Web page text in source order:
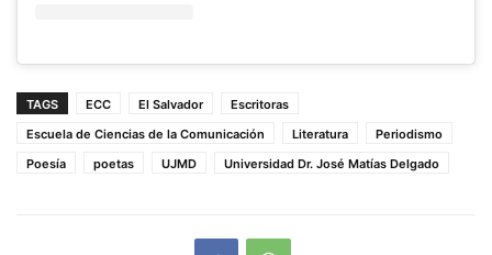
TAGS ECC El Salvador
Escritoras
Escuela de Ciencias de la Comunicación
Literatura
Periodismo
Poesía
poetas UJMD Universidad Dr. José Matías Delgado